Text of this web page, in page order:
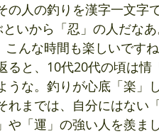
の人の釣りを漢字一文字
いから「忍」の人だな
こんな時間も楽しいですね
ると、10代20代の頃は
うな。釣りが心底「楽」
れまでは、自分にはない
や「運」の強い人を羨ま